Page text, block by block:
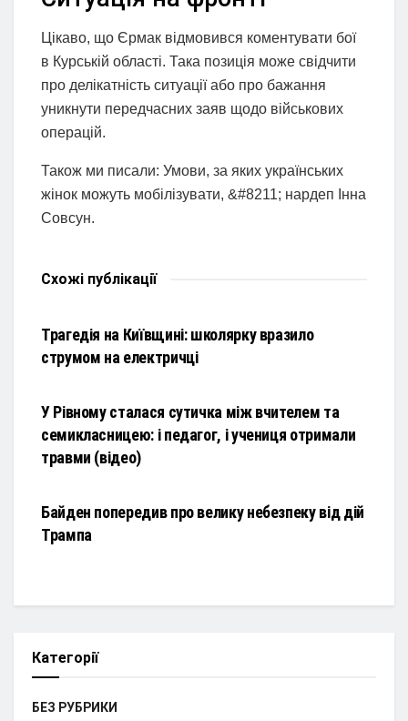
Цікаво, що Єрмак відмовився коментувати бої
в Курській області. Така позиція може свідчити
про делікатність ситуації або про бажання
уникнути передчасних заяв щодо військових
операцій.
Також ми писали: Умови, за яких українських
жінок можуть мобілізувати, &#8211; нардеп Інна
Совсун.
Схожі публікації
Трагедія на Київщині: школярку вразило
струмом на електричці
У Рівному сталася сутичка між вчителем та
семикласницею: і педагог, і учениця отримали
травми (відео)
Байден попередив про велику небезпеку від дій
Трампа
Категорії
БЕЗ РУБРИКИ